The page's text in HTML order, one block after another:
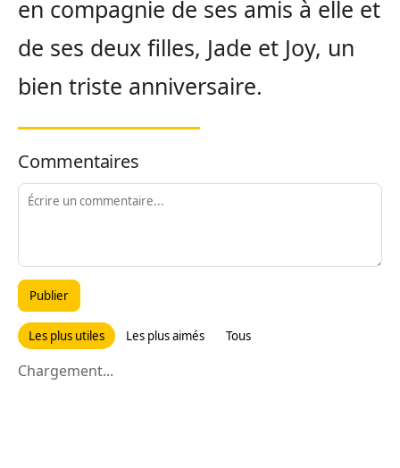
en compagnie de ses amis à elle et
de ses deux filles, Jade et Joy, un
bien triste anniversaire.
Commentaires
Publier
Les plus utiles Les plus aimés Tous
Chargement...